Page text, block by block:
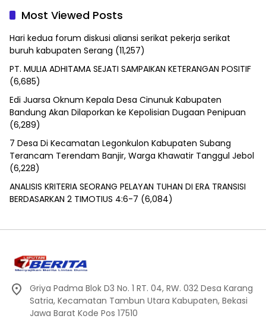
Most Viewed Posts
Hari kedua forum diskusi aliansi serikat pekerja serikat
buruh kabupaten Serang (11,257)
PT. MULIA ADHITAMA SEJATI SAMPAIKAN KETERANGAN POSITIF
(6,685)
Edi Juarsa Oknum Kepala Desa Cinunuk Kabupaten
Bandung Akan Dilaporkan ke Kepolisian Dugaan Penipuan
(6,289)
7 Desa Di Kecamatan Legonkulon Kabupaten Subang
Terancam Terendam Banjir, Warga Khawatir Tanggul Jebol
(6,228)
ANALISIS KRITERIA SEORANG PELAYAN TUHAN DI ERA TRANSISI
BERDASARKAN 2 TIMOTIUS 4:6-7 (6,084)
Griya Padma Blok D3 No. 1 RT. 04, RW. 032 Desa Karang
Satria, Kecamatan Tambun Utara Kabupaten, Bekasi
Jawa Barat Kode Pos 17510